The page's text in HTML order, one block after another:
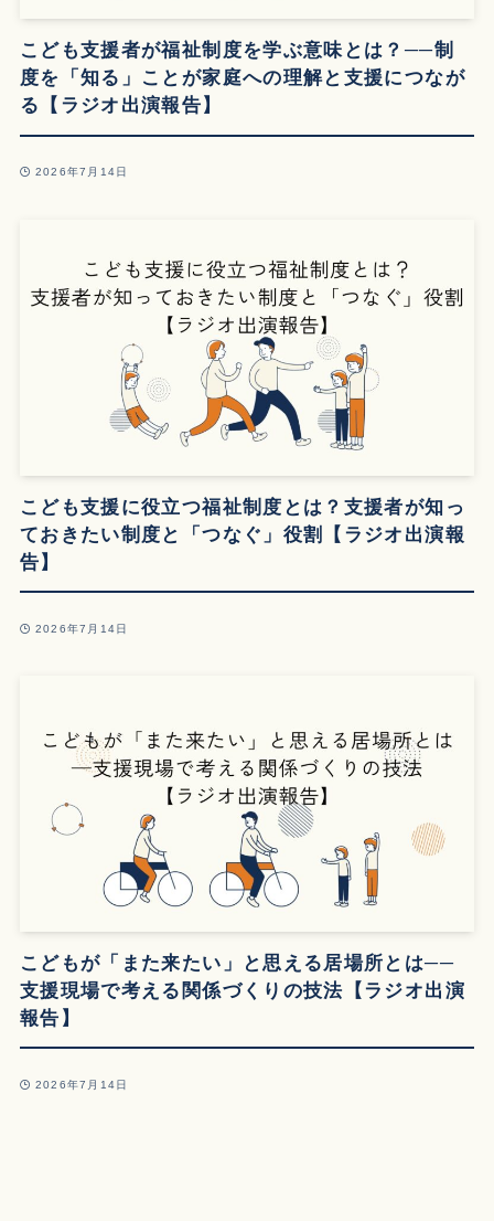
こども支援者が福祉制度を学ぶ意味とは？──制
度を「知る」ことが家庭への理解と支援につなが
る【ラジオ出演報告】
2026年7月14日
こども支援に役立つ福祉制度とは？支援者が知っ
ておきたい制度と「つなぐ」役割【ラジオ出演報
告】
2026年7月14日
こどもが「また来たい」と思える居場所とは──
支援現場で考える関係づくりの技法【ラジオ出演
報告】
2026年7月14日